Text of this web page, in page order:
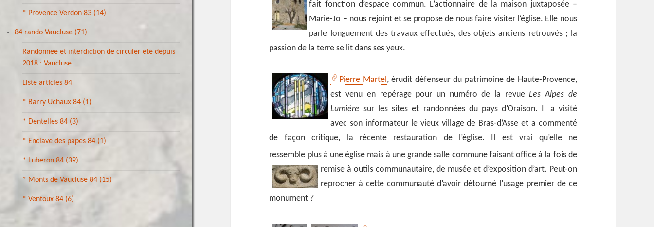
* Provence Verdon 83 (14)
84 rando Vaucluse (71)
Randonnée et interdiction de circuler été depuis
2018 : Vaucluse
Liste articles 84
* Barry Uchaux 84 (1)
* Dentelles 84 (3)
* Enclave des papes 84 (1)
* Luberon 84 (39)
* Monts de Vaucluse 84 (15)
* Ventoux 84 (6)
fait fonction d’espace commun. L’actionnaire de la maison juxtaposée –
Marie-Jo – nous rejoint et se propose de nous faire visiter l’église. Elle nous
parle longuement des travaux effectués, des objets anciens retrouvés ; la
passion de la terre se lit dans ses yeux.
Pierre Martel, érudit défenseur du patrimoine de Haute-Provence,
est venu en repérage pour un numéro de la revueLes Alpes de
Lumière sur les sites et randonnées du pays d’Oraison. Il a visité
avec son informateur le vieux village de Bras-d’Asse et a commenté
de façon critique, la récente restauration de l’église. Il est vrai qu’elle ne
ressemble plus à une église mais à une grande salle commune faisant office à la fois de
remise à outils communautaire, de musée et d’exposition d’art. Peut-on
reprocher à cette communauté d’avoir détourné l’usage premier de ce
monument ?